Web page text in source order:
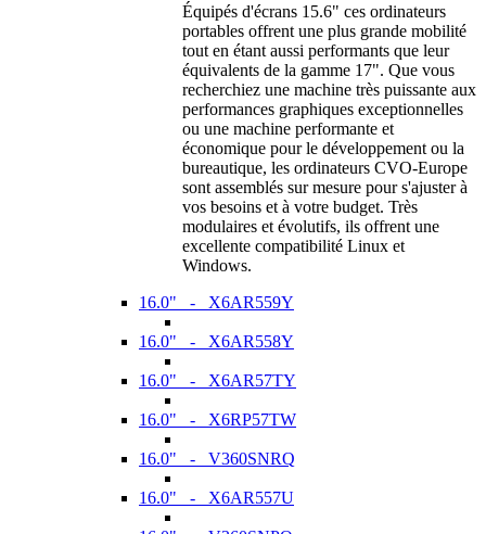
Équipés d'écrans 15.6" ces ordinateurs
portables offrent une plus grande mobilité
tout en étant aussi performants que leur
équivalents de la gamme 17". Que vous
recherchiez une machine très puissante aux
performances graphiques exceptionnelles
ou une machine performante et
économique pour le développement ou la
bureautique, les ordinateurs CVO-Europe
sont assemblés sur mesure pour s'ajuster à
vos besoins et à votre budget. Très
modulaires et évolutifs, ils offrent une
excellente compatibilité Linux et
Windows.
16.0" - X6AR559Y
16.0" - X6AR558Y
16.0" - X6AR57TY
16.0" - X6RP57TW
16.0" - V360SNRQ
16.0" - X6AR557U